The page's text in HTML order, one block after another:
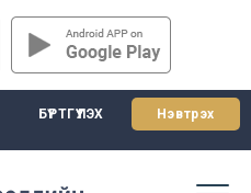
БҮРТГҮҮЛЭХ Нэвтрэх